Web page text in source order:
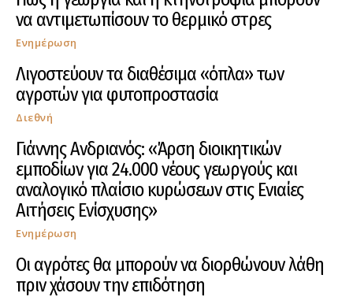
να αντιμετωπίσουν το θερμικό στρες
Ενημέρωση
Λιγοστεύουν τα διαθέσιμα «όπλα» των
αγροτών για φυτοπροστασία
Διεθνή
Γιάννης Ανδριανός: «Άρση διοικητικών
εμποδίων για 24.000 νέους γεωργούς και
αναλογικό πλαίσιο κυρώσεων στις Ενιαίες
Αιτήσεις Ενίσχυσης»
Ενημέρωση
Οι αγρότες θα μπορούν να διορθώνουν λάθη
πριν χάσουν την επιδότηση